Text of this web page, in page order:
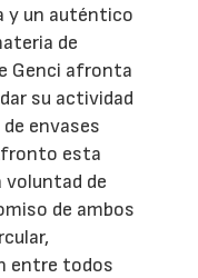
y un auténtico
de
Genci afronta
su actividad
envases
esta
voluntad de
de ambos
entre todos